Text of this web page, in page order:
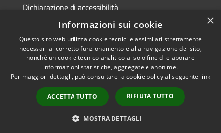
Dichiarazione di accessibilità
Accessibilità
Privacy
Mappa del sito
Obiettivi di accessibilità
Copyright © 2026 • Città di
Montecchio Maggiore •
Powered byMunicipium •
Accesso redazione
×
Informazioni sui cookie
Questo sito web utilizza cookie tecnici e assimilati strettamente
necessari al corretto funzionamento e alla navigazione del sito,
nonché un cookie tecnico analitico al solo fine di elaborare
informazioni statistiche, aggregate e anonime.
Per maggiori dettagli, può consultare la cookie policy al seguente link
ACCETTA TUTTO RIFIUTA TUTTO
MOSTRA DETTAGLI